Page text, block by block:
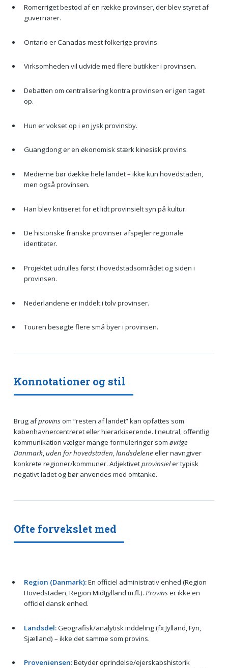
Romerriget bestod af en række provinser, der blev styret af
guvernører.
Ontario er Canadas mest folkerige provins.
Virksomheden vil udvide med flere butikker i provinsen.
Debatten om centralisering kontra provinsen er igen taget
op.
Hun er vokset op i en jysk provinsby.
Guangdong er en økonomisk stærk kinesisk provins.
Medierne bør dække hele landet – ikke kun hovedstaden,
men også provinsen.
Han blev kritiseret for et lidt provinsielt syn på kultur.
De historiske franske provinser afspejler regionale
identiteter.
Projektet udrulles først i hovedstadsområdet og siden i
provinsen.
Nederlandene er inddelt i tolv provinser.
Touren besøgte flere små byer i provinsen.
Konnotationer og stil
Brug afprovinsom “resten af landet” kan opfattes som
københavnercentreret eller hierarkiserende. I neutral, offentlig
kommunikation vælger mange formuleringer som øvrige
Danmark,uden for hovedstaden,landsdeleneeller navngiver
konkrete regioner/kommuner. Adjektivetprovinsieler typisk
negativt ladet og bør anvendes med omtanke.
Ofte forvekslet med
Region (Danmark):En officiel administrativ enhed (Region
Hovedstaden, Region Midtjylland m.fl.). Provinser ikke en
officiel dansk enhed.
Landsdel:Geografisk/analytisk inddeling (fx Jylland, Fyn,
Sjælland) – ikke det samme som provins.
Proveniensen:Betyder oprindelse/ejerskabshistorik